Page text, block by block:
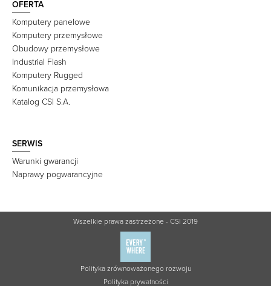
OFERTA
Komputery panelowe
Komputery przemysłowe
Obudowy przemysłowe
Industrial Flash
Komputery Rugged
Komunikacja przemysłowa
Katalog CSI S.A.
SERWIS
Warunki gwarancji
Naprawy pogwarancyjne
Wszelkie prawa zastrzeżone - CSI 2019
Polityka zrównoważonego rozwoju
Polityka prywatności